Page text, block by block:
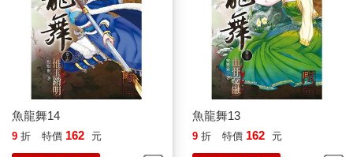
魚龍舞14
9 折 特價 162 元
魚龍舞13
9 折 特價 162 元